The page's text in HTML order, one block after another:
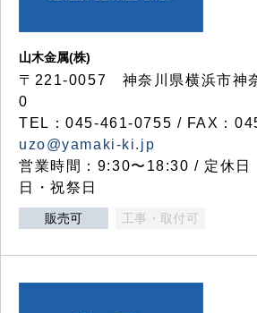
山木金属(株)
〒221-0057 神奈川県横浜市神
0
TEL：045-461-0755 / FAX：
uzo@yamaki-ki.jp
営業時間：9:30〜18:30 / 定休日
日・祝祭日
販売可 工事・取付可